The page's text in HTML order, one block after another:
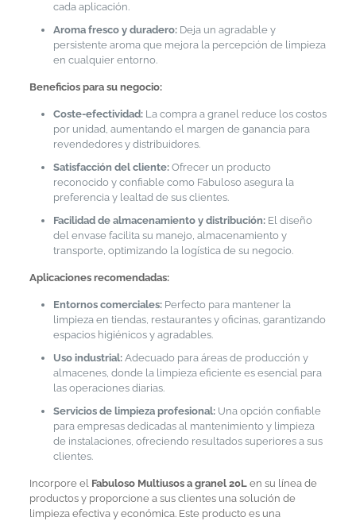
cada aplicación.
Aroma fresco y duradero:Deja un agradable y
persistente aroma que mejora la percepción de limpieza
en cualquier entorno.
Beneficios para su negocio:
Coste-efectividad:La compra a granel reduce los costos
por unidad, aumentando el margen de ganancia para
revendedores y distribuidores.
Satisfacción del cliente:Ofrecer un producto
reconocido y confiable como Fabuloso asegura la
preferencia y lealtad de sus clientes.
Facilidad de almacenamiento y distribución:El diseño
del envase facilita su manejo, almacenamiento y
transporte, optimizando la logística de su negocio.
Aplicaciones recomendadas:
Entornos comerciales:Perfecto para mantener la
limpieza en tiendas, restaurantes y oficinas, garantizando
espacios higiénicos y agradables.
Uso industrial:Adecuado para áreas de producción y
almacenes, donde la limpieza eficiente es esencial para
las operaciones diarias.
Servicios de limpieza profesional:Una opción confiable
para empresas dedicadas al mantenimiento y limpieza
de instalaciones, ofreciendo resultados superiores a sus
clientes.
Incorpore el Fabuloso Multiusos a granel 20Len su línea de
productos y proporcione a sus clientes una solución de
limpieza efectiva y económica. Este producto es una